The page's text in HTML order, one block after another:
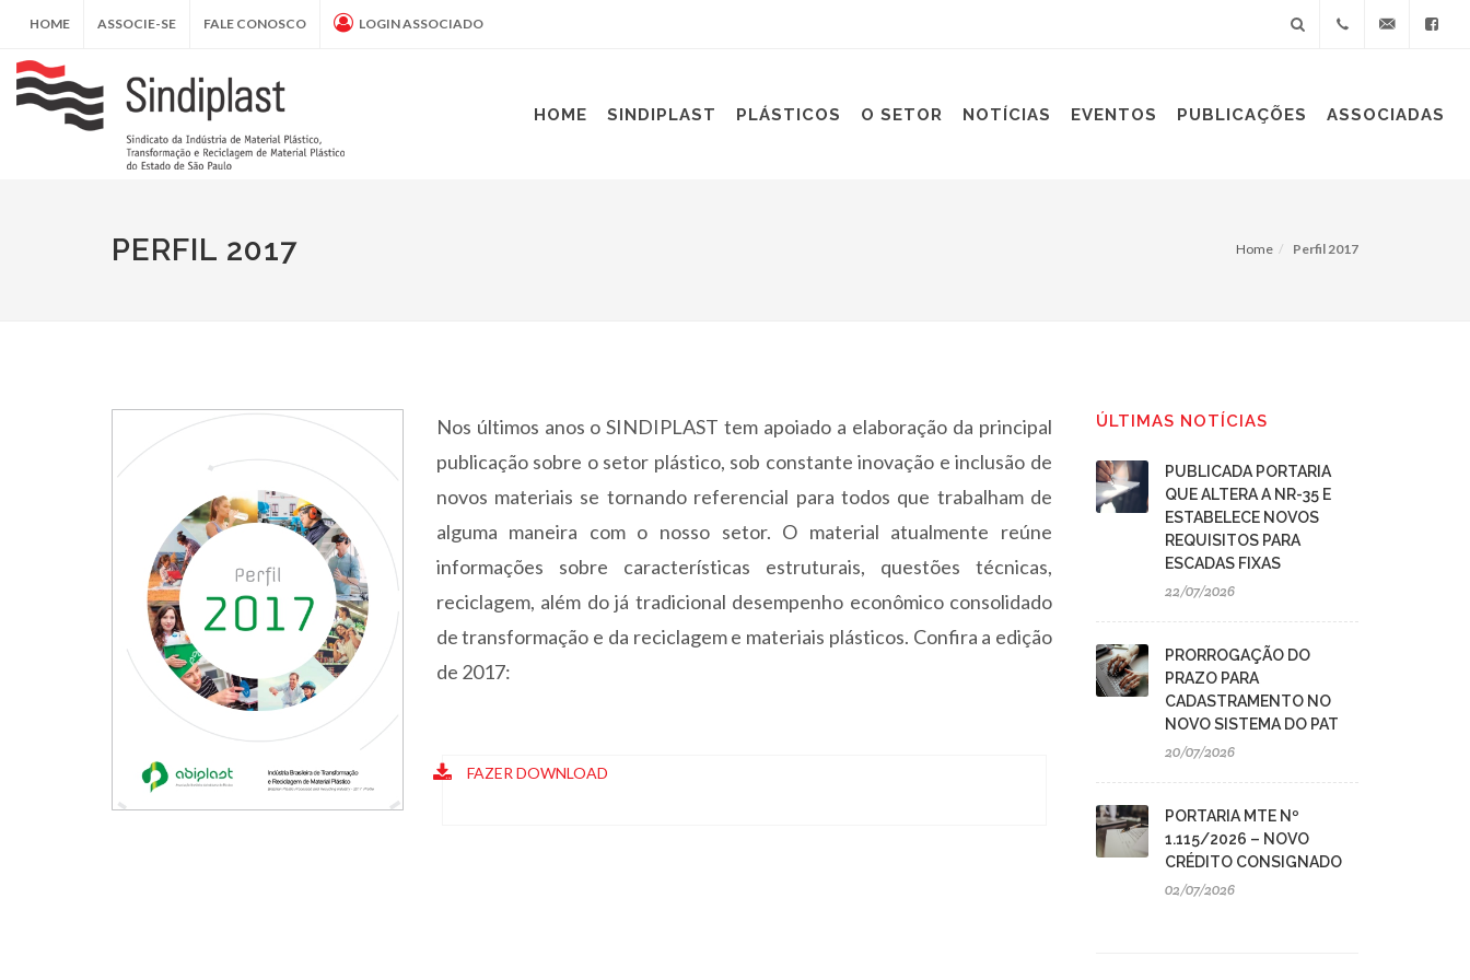
HOME ASSOCIE-SE FALE CONOSCO LOGIN ASSOCIADO
3060-
HOME SINDIPLAST PLÁSTICOS O SETOR NOTÍCIAS EVENTOS PUBLICAÇÕES ASSOCIADAS
PERFIL 2017 Home Perfil 2017
Nos últimos anos o SINDIPLAST tem apoiado a elaboração da principal
publicação sobre o setor plástico, sob constante inovação e inclusão de
novos materiais se tornando referencial para todos que trabalham de
alguma maneira com o nosso setor. O material atualmente reúne
informações sobre características estruturais, questões técnicas,
reciclagem, além do já tradicional desempenho econômico consolidado
de transformação e da reciclagem e materiais plásticos. Confira a edição
de 2017:
FAZER DOWNLOAD
ÚLTIMAS NOTÍCIAS
PUBLICADA PORTARIA
QUE ALTERA A NR-35 E
ESTABELECE NOVOS
REQUISITOS PARA
ESCADAS FIXAS
22/07/2026
PRORROGAÇÃO DO
PRAZO PARA
CADASTRAMENTO NO
NOVO SISTEMA DO PAT
20/07/2026
PORTARIA MTE Nº
1.115/2026 – NOVO
CRÉDITO CONSIGNADO
02/07/2026